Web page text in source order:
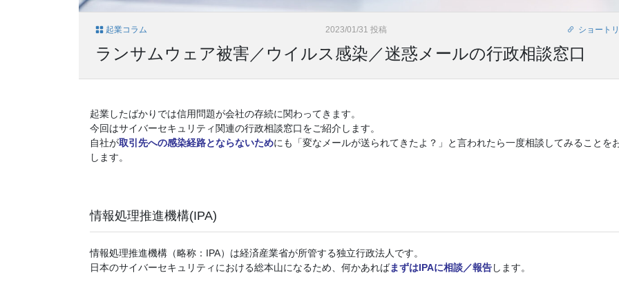
起業コラム 2023/01/31 投稿 ショート
ランサムウェア被害／ウイルス感染／迷惑メールの行政相談窓口
起業したばかりでは信用問題が会社の存続に関わってきます。
今回はサイバーセキュリティ関連の行政相談窓口をご紹介します。
自社が取引先への感染経路とならないためにも「変なメールが送られてきたよ？」と言われたら一度相談してみることを
します。
情報処理推進機構(IPA)
情報処理推進機構（略称：IPA）は経済産業省が所管する独立行政法人です。
日本のサイバーセキュリティにおける総本山になるため、何かあればまずはIPAに相談／報告します。